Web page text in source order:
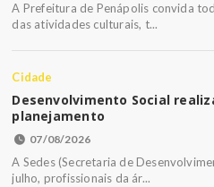
A Prefeitura de Penápolis convida
das atividades culturais, t...
Cidade
Desenvolvimento Social
planejamento
07/08/2026
A Sedes (Secretaria de
julho, profissionais da ár...